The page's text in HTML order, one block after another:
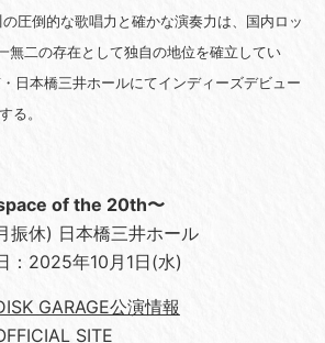
圧倒的な歌唱⼒と確かな演奏⼒は、国内ロッ
無二の存在として独自の地位を確立してい
日本橋三井ホールにてインディーズデビュー
る。
of the 20th〜
振休) 日本橋三井ホール
：2025年10月1日(水)
GARAGE公演情報
SITE